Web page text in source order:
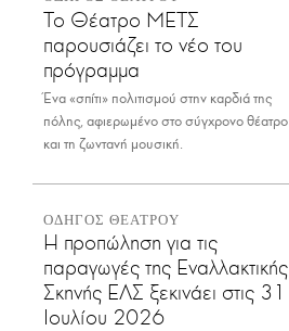
Το Θέατρο ΜΕΤΣ
παρουσιάζει το νέο του
πρόγραμμα
Ένα «σπίτι» πολιτισμού στην καρδιά της
πόλης, αφιερωμένο στο σύγχρονο θέατρο
και τη ζωντανή μουσική.
ΟΔΗΓΟΣ ΘΕΑΤΡΟΥ
Η προπώληση για τις
παραγωγές της Εναλλακτικής
Σκηνής ΕΛΣ ξεκινάει στις 31
Ιουλίου 2026